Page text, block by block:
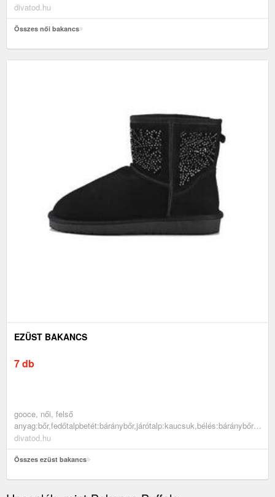
divatod.hu
Összes női bakancs
EZÜST BAKANCS
7 db
gooce, női, felső
anyag:bőr,fedőtalpbetét:báránybőr,járótalp:kaucsuk,bélés:báránybőr,
akciók, cipők, csizmák, bakancsok, fekete, ezüst
divatod.hu
Összes ezüst bakancs